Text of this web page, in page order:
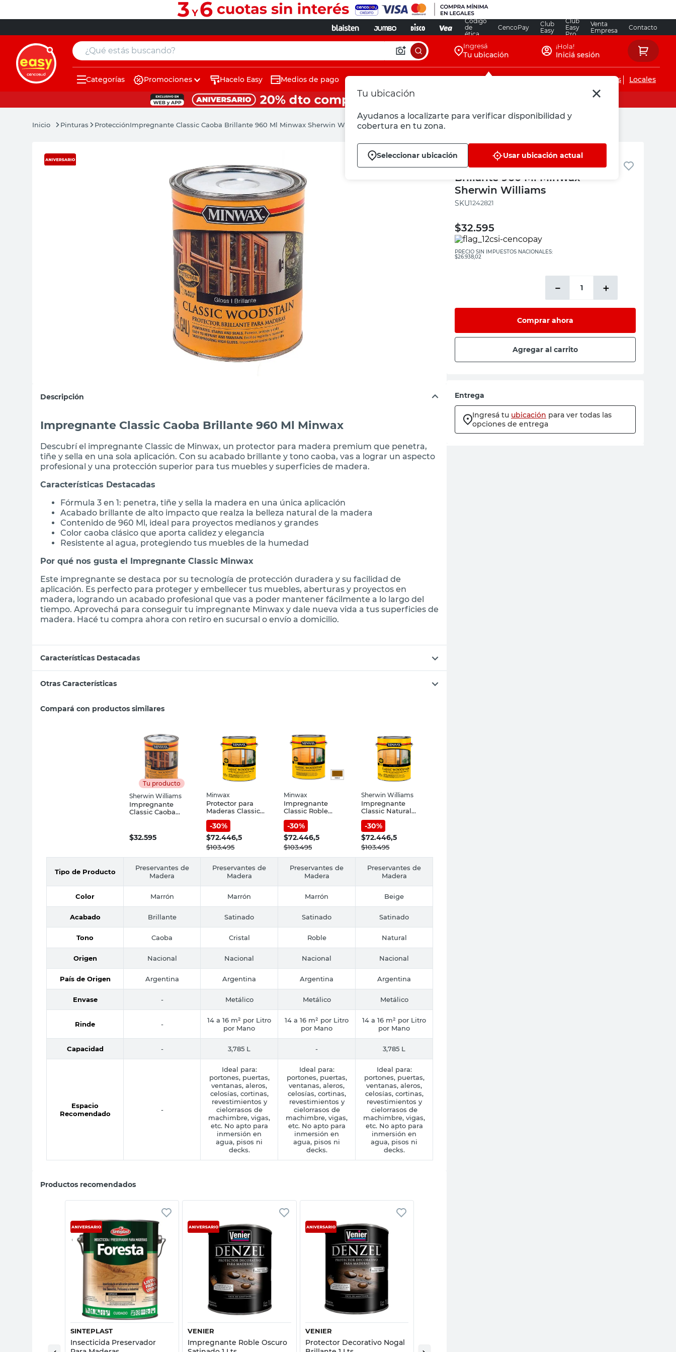
Código
de
ética
CencoPay
Club
Easy
Club
Easy
Pro
Venta
Empresa
Contacto
¿Qué estás buscando? Ingresá
Tu ubicación
Tu ubicación
Ayudanos a localizarte para verificar disponibilidad y
cobertura en tu zona.
Seleccionar ubicación Usar ubicación actual
¡Hola!
Iniciá sesión
Categorías Promociones Hacelo Easy Medios de pago Servicios de instalaciones Locales
Pinturas ProtecciónImpregnante Classic Caoba Brillante 960 Ml Minwax Sherwin Williams
Descripción
Impregnante Classic Caoba Brillante 960 Ml Minwax
Descubrí el impregnante Classic de Minwax, un protector para madera premium que penetra,
tiñe y sella en una sola aplicación. Con su acabado brillante y tono caoba, vas a lograr un aspecto
profesional y una protección superior para tus muebles y superficies de madera.
Características Destacadas
Fórmula 3 en 1: penetra, tiñe y sella la madera en una única aplicación
Acabado brillante de alto impacto que realza la belleza natural de la madera
Contenido de 960 Ml, ideal para proyectos medianos y grandes
Color caoba clásico que aporta calidez y elegancia
Resistente al agua, protegiendo tus muebles de la humedad
Por qué nos gusta el Impregnante Classic Minwax
Este impregnante se destaca por su tecnología de protección duradera y su facilidad de
aplicación. Es perfecto para proteger y embellecer tus muebles, aberturas y proyectos en
madera, logrando un acabado profesional que vas a poder mantener fácilmente a lo largo del
tiempo. Aprovechá para conseguir tu impregnante Minwax y dale nueva vida a tus superficies de
madera. Hacé tu compra ahora con retiro en sucursal o envío a domicilio.
Características Destacadas
Otras Características
Compará con productos similares
Tu producto
Sherwin Williams
Impregnante
Classic Caoba
Williams
$32.595
Minwax
Protector para
Maderas Classic
Cristal Satinado
3.785 Lts Minwax
-30%
$72.446,5
$103.495
Minwax
Impregnante
Classic Roble
Satinado 3.785 Lts
Minwax
-30%
$72.446,5
$103.495
Sherwin Williams
Impregnante
Classic Natural
Satinado 3,785 Lts
Minwax
-30%
$72.446,5
$103.495
Tipo de Producto
Preservantes de
Madera
Preservantes de
Madera
Preservantes de
Madera
Preservantes de
Madera
Color Marrón Marrón Marrón Beige
Acabado Brillante Satinado Satinado Satinado
Tono Caoba Cristal Roble Natural
Origen Nacional Nacional Nacional Nacional
País de Origen Argentina Argentina Argentina Argentina
Envase - Metálico Metálico Metálico
Rinde -
14 a 16 m² por Litro
por Mano
14 a 16 m² por Litro
por Mano
14 a 16 m² por Litro
por Mano
Capacidad - 3,785 L - 3,785 L
Espacio
Recomendado
-
Ideal para:
portones, puertas,
ventanas, aleros,
celosías, cortinas,
revestimientos y
cielorrasos de
machimbre, vigas,
etc. No apto para
inmersión en
agua, pisos ni
decks.
Ideal para:
portones, puertas,
ventanas, aleros,
celosías, cortinas,
revestimientos y
cielorrasos de
machimbre, vigas,
etc. No apto para
inmersión en
agua, pisos ni
decks.
Ideal para:
portones, puertas,
ventanas, aleros,
celosías, cortinas,
revestimientos y
cielorrasos de
machimbre, vigas,
etc. No apto para
inmersión en
agua, pisos ni
decks.
Productos recomendados
Vista rápida
SINTEPLAST
Insecticida Preservador
Vista rápida
VENIER
Impregnante Roble Oscuro
Vista rápida
VENIER
Protector Decorativo Nogal
Sherwin Williams
Impregnante Classic Caoba
Brillante 960 Ml Minwax
Sherwin Williams
:1242821
$32.595
PRECIO SIN IMPUESTOS NACIONALES:
$26.938,02
＋
－
Comprar ahora
Agregar al carrito
Entrega
Ingresá tu ubicación para ver todas las
opciones de entrega
muebles